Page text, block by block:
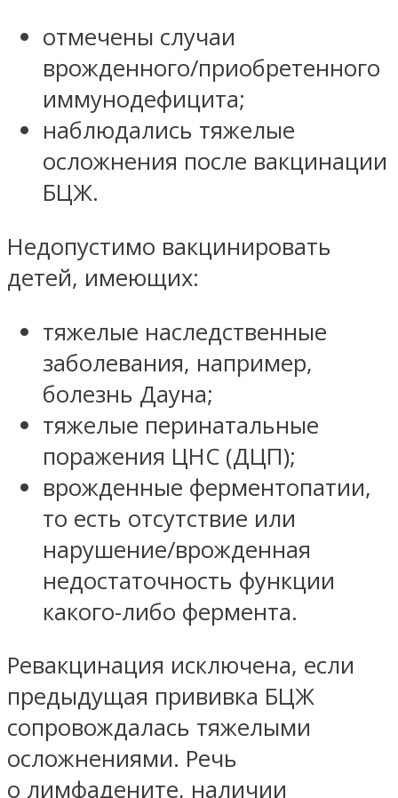
отмечены случаи
врожденного/приобретенного
иммунодефицита;
наблюдались тяжелые
осложнения после вакцинации
БЦЖ.
Недопустимо вакцинировать
детей, имеющих:
тяжелые наследственные
заболевания, например,
болезнь Дауна;
тяжелые перинатальные
поражения ЦНС (ДЦП);
врожденные ферментопатии,
то есть отсутствие или
нарушение/врожденная
недостаточность функции
какого-либо фермента.
Ревакцинация исключена, если
предыдущая прививка БЦЖ
сопровождалась тяжелыми
осложнениями. Речь
о лимфадените, наличии